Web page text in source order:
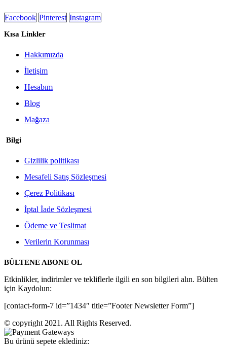
Facebook Pinterest Instagram
Kısa Linkler
Hakkımızda
İletişim
Hesabım
Blog
Mağaza
Bilgi
Gizlilik politikası
Mesafeli Satış Sözleşmesi
Çerez Politikası
İptal İade Sözleşmesi
Ödeme ve Teslimat
Verilerin Korunması
BÜLTENE ABONE OL
Etkinlikler, indirimler ve tekliflerle ilgili en son bilgileri alın. Bülten
için Kaydolun:
[contact-form-7 id=”1434″ title=”Footer Newsletter Form”]
© copyright 2021. All Rights Reserved.
Bu ürünü sepete eklediniz: